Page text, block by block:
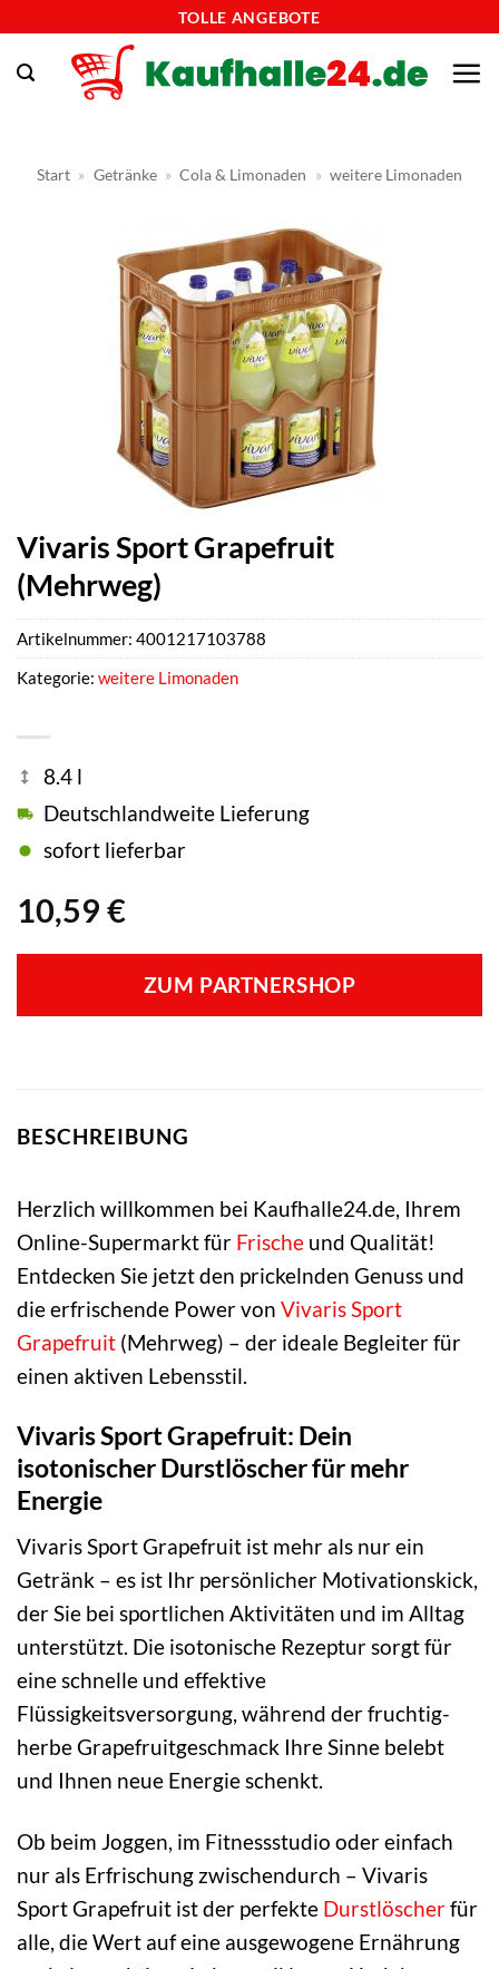
springen
TOLLE ANGEBOTE
Start » Getränke » Cola & Limonaden » weitere Limonaden
Vivaris Sport Grapefruit
(Mehrweg)
10,59 €
8.4 l
Deutschlandweite Lieferung
sofort lieferbar
ZUM PARTNERSHOP
Artikelnummer: 4001217103788
Kategorie: weitere Limonaden
BESCHREIBUNG
Herzlich willkommen bei Kaufhalle24.de, Ihrem
Online-Supermarkt für Frische und Qualität!
Entdecken Sie jetzt den prickelnden Genuss und
die erfrischende Power von Vivaris Sport
Grapefruit (Mehrweg) – der ideale Begleiter für
einen aktiven Lebensstil.
Vivaris Sport Grapefruit: Dein
isotonischer Durstlöscher für mehr
Energie
Vivaris Sport Grapefruit ist mehr als nur ein
Getränk – es ist Ihr persönlicher Motivationskick,
der Sie bei sportlichen Aktivitäten und im Alltag
unterstützt. Die isotonische Rezeptur sorgt für
eine schnelle und effektive
Flüssigkeitsversorgung, während der fruchtig-
herbe Grapefruitgeschmack Ihre Sinne belebt
und Ihnen neue Energie schenkt.
Ob beim Joggen, im Fitnessstudio oder einfach
nur als Erfrischung zwischendurch – Vivaris
Sport Grapefruit ist der perfekte Durstlöscherfür
alle, die Wert auf eine ausgewogene Ernährung